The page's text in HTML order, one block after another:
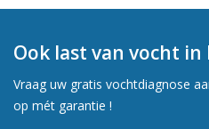
Ook last van vocht in
Vraag uw gratis vochtdiagnose
op mét garantie !